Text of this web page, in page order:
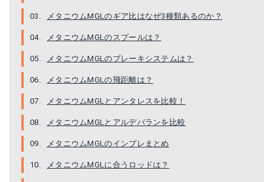
メタニウムMGLのギア比はなぜ3種類あるのか？
メタニウムMGLのスプールは？
メタニウムMGLのブレーキシステムは？
メタニウムMGLの飛距離は？
メタニウムMGLとアンタレスを比較！
メタニウムMGLとアルデバランを比較
メタニウムMGLのインプレまとめ
メタニウムMGLに合うロッドは？